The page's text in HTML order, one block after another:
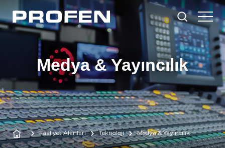
Medya & Yayıncılık
Faaliyet Alanları Teknoloji Medya & Yayıncılık